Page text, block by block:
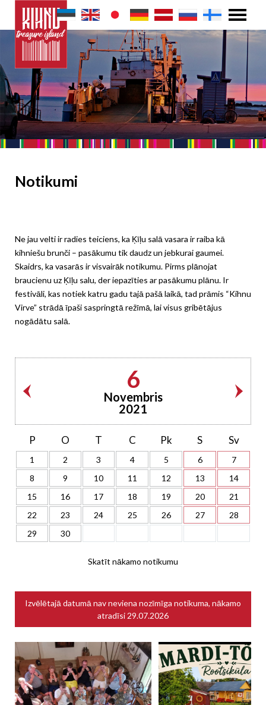
Notikumi
Ne jau velti ir radies teiciens, ka Ķīļu salā vasara ir raiba kā
kihniešu brunči – pasākumu tik daudz un jebkurai gaumei.
Skaidrs, ka vasarās ir visvairāk notikumu. Pirms plānojat
braucienu uz Ķīļu salu, der iepazīties ar pasākumu plānu. Ir
festivāli, kas notiek katru gadu tajā pašā laikā, tad prāmis “Kihnu
Virve” strādā īpaši saspringtā režīmā, lai visus gribētājus
nogādātu salā.
6
Novembris
2021
P O T C Pk S Sv
1 2 3 4 5 6
7
8
9 10 11 12 13
14
15
16 17 18 19 20
21
22
23 24 25 26 27
28
29
30
Skatīt nākamo notikumu
Izvēlētajā datumā nav neviena nozīmīga notikuma, nākamo
atradīsi 29.07.2026